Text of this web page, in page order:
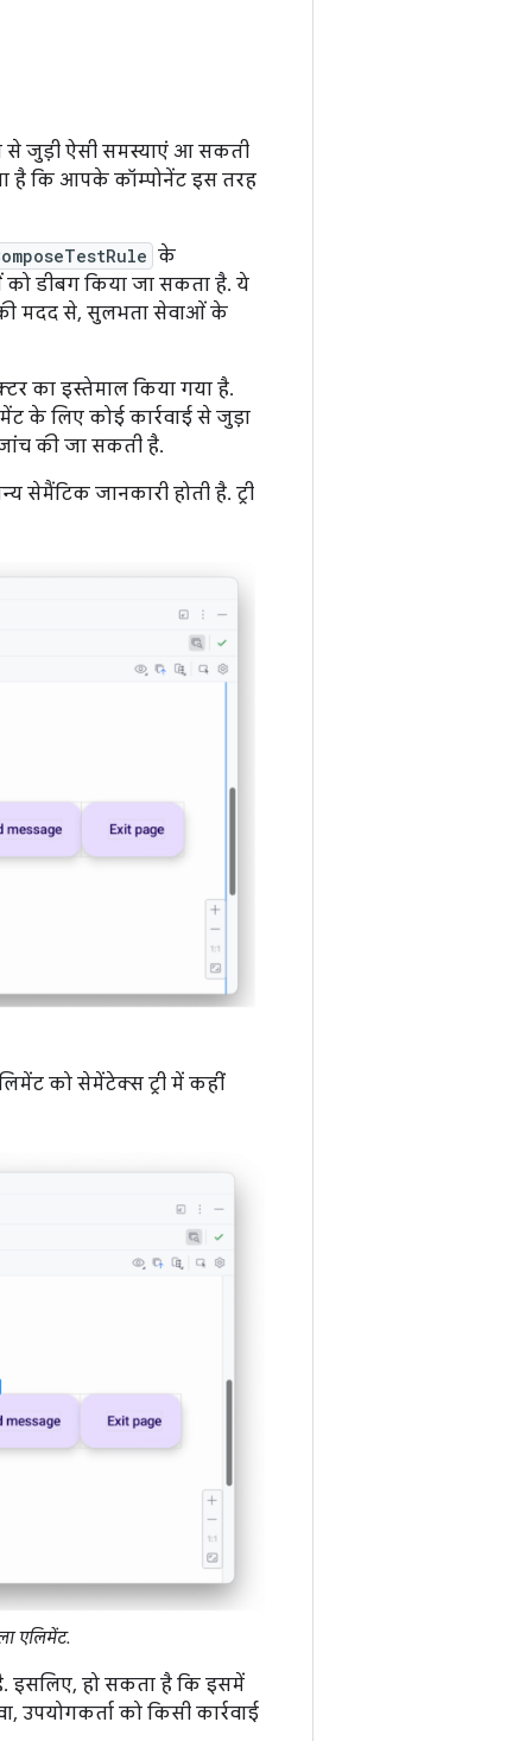
जुड़ी ऐसी समस्याएं आ सकती
है कि आपके कॉम्पोनेंट इस तरह
के
डीबग किया जा सकता है. ये
की मदद से, सुलभता सेवाओं के
का इस्तेमाल किया गया है.
के लिए कोई कार्रवाई से जुड़ा
की जा सकती है.
सेमैंटिक जानकारी होती है. ट्री
को सेमेंटेक्स ट्री में कहीं
एलिमेंट.
इसलिए, हो सकता है कि इसमें
को किसी कार्रवाई